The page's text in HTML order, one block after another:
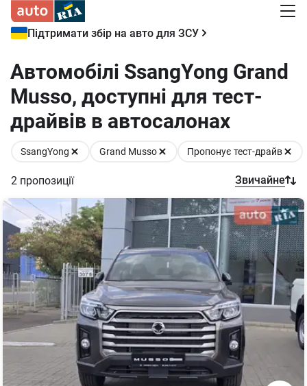
Підтримати збір на авто для ЗСУ
Автомобілі SsangYong Grand
Musso, доступні для тест-
драйвів в автосалонах
SsangYong Grand Musso Пропонує тест-драйв
2 пропозиції Звичайне